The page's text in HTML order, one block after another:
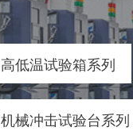
高低温试验箱系列
机械冲击试验台系列